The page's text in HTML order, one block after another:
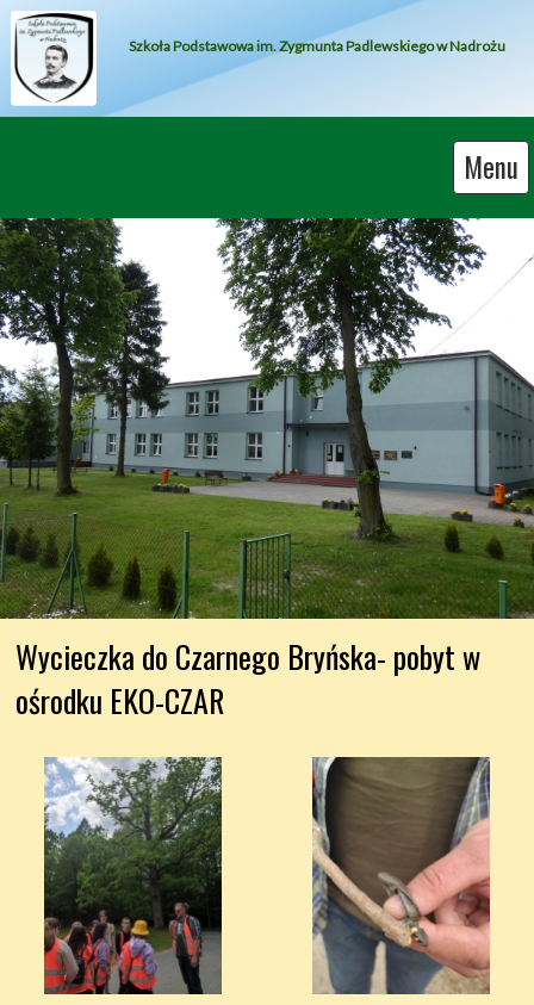
Szkoła Podstawowa im. Zygmunta Padlewskiego w Nadrożu
Menu
Wycieczka do Czarnego Bryńska- pobyt w
ośrodku EKO-CZAR